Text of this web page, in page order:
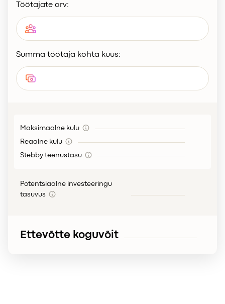
Töötajate arv:
Summa töötaja kohta kuus:
Maksimaalne kulu
Reaalne kulu
Stebby teenustasu
Potentsiaalne investeeringu
tasuvus
Ettevõtte koguvõit